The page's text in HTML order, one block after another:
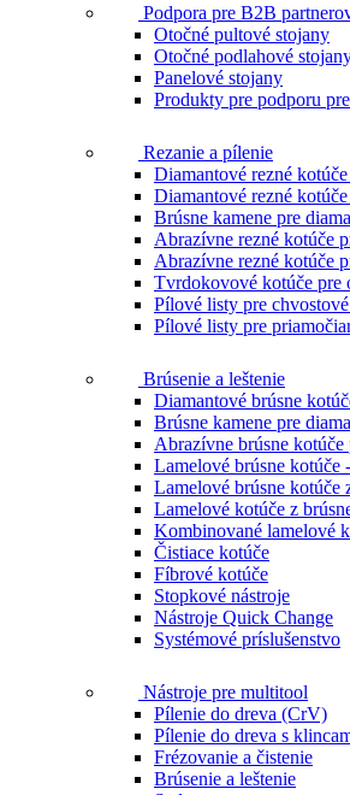
Podpora pre B2B
Otočné pultové stojany
Otočné podlahové
Panelové stojany
Produkty pre podporu
Rezanie a pílenie
Diamantové rezné
Diamantové rezné
Brúsne kamene pre
Abrazívne rezné kotúče
Abrazívne rezné kotúče
Tvrdokovové kotúče pre
Pílové listy pre
Pílové listy pre
Brúsenie a leštenie
Diamantové brúsne
Brúsne kamene pre
Abrazívne brúsne
Lamelové brúsne kotúče
Lamelové brúsne kotúče
Lamelové kotúče z
Kombinované lamelové
Čistiace kotúče
Fíbrové kotúče
Stopkové nástroje
Nástroje Quick Change
Systémové príslušenstvo
Nástroje pre multitool
Pílenie do dreva (CrV)
Pílenie do dreva s
Frézovanie a čistenie
Brúsenie a leštenie